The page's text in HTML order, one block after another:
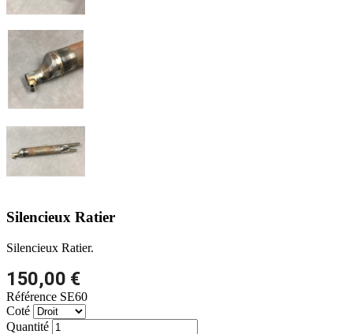
Silencieux Ratier
Silencieux Ratier.
150,00 €
Référence SE60
Coté
Quantité